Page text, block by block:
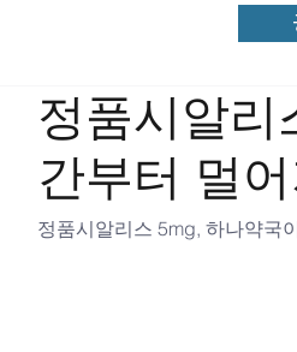
정품시알리
간부터 멀
정품시알리스 5mg, 하나약국